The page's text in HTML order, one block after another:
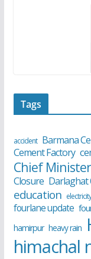
Tags
accident Barmana
Cement Factory
Chief
Closure Darlaghat
education
fourlane update
hamirpur heavy rain
himachal